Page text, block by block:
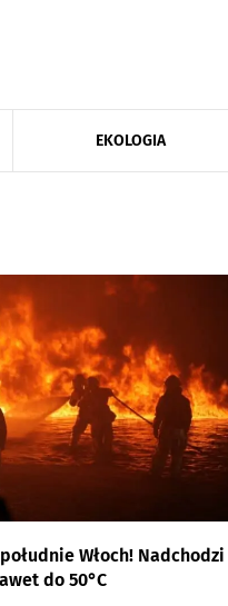
EKOLOGIA
Włoch! Nadchodzi
do 50°C